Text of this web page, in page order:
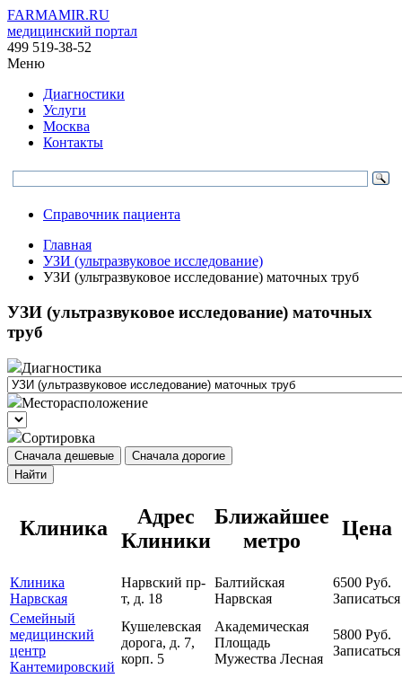
FARMAMIR.RU
медицинский портал
499 519-38-52
Меню
Диагностики
Услуги
Москва
Контакты
Справочник пациента
Главная
УЗИ (ультразвуковое исследование)
УЗИ (ультразвуковое исследование) маточных труб
УЗИ (ультразвуковое исследование) маточных
труб
Диагностика
Месторасположение
Сортировка
Сначала дешевые
Сначала дорогие
Найти
Клиника
Адрес
Клиники
Ближайшее
метро
Цена
Клиника
Нарвская
Нарвский пр-
т, д. 18
Балтийская
Нарвская
6500 Руб.
Записаться
Семейный
медицинский
центр
Кантемировский
Кушелевская
дорога, д. 7,
корп. 5
Академическая
Площадь
Мужества Лесная
5800 Руб.
Записаться